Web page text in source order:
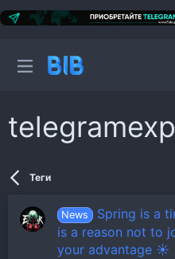
Теги
News
Spring is a
is a reason not to
your advantage ☀️